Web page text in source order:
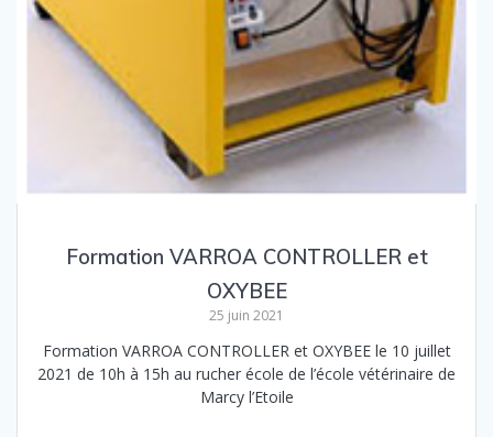
Formation VARROA CONTROLLER et
OXYBEE
25 juin 2021
Formation VARROA CONTROLLER et OXYBEE le 10 juillet
2021 de 10h à 15h au rucher école de l’école vétérinaire de
Marcy l’Etoile